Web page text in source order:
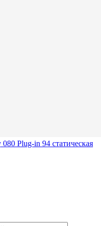
Plug-in 94 статическая